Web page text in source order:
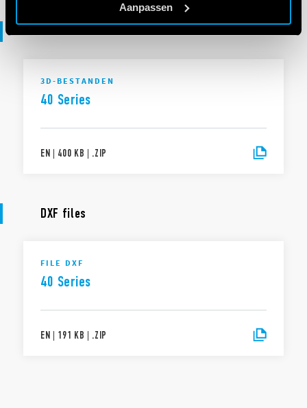
Aanpassen
3D files
3D-BESTANDEN
40 Series
EN | 400 KB | .ZIP
DXF files
FILE DXF
40 Series
EN | 191 KB | .ZIP